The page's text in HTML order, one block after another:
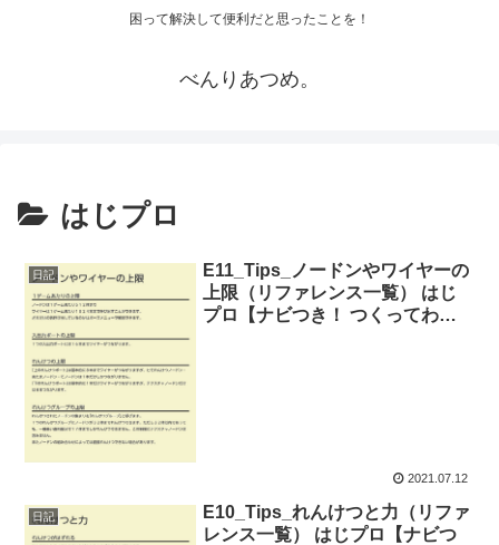
困って解決して便利だと思ったことを！
べんりあつめ。
はじプロ
日記
E11_Tips_ノードンやワイヤーの
上限（リファレンス一覧） はじ
プロ【ナビつき！ つくってわか
2021.07.12
日記
E10_Tips_れんけつと力（リファ
レンス一覧） はじプロ【ナビつ